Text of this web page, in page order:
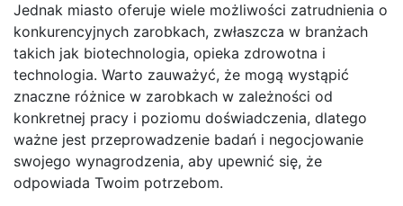
Jednak miasto oferuje wiele możliwości zatrudnienia o
konkurencyjnych zarobkach, zwłaszcza w branżach
takich jak biotechnologia, opieka zdrowotna i
technologia. Warto zauważyć, że mogą wystąpić
znaczne różnice w zarobkach w zależności od
konkretnej pracy i poziomu doświadczenia, dlatego
ważne jest przeprowadzenie badań i negocjowanie
swojego wynagrodzenia, aby upewnić się, że
odpowiada Twoim potrzebom.